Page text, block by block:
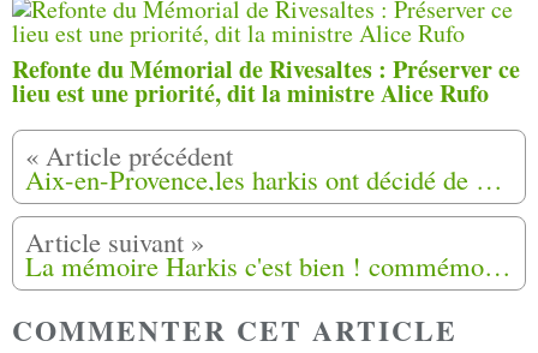
Refonte du Mémorial de Rivesaltes : Préserver ce
lieu est une priorité, dit la ministre Alice Rufo
Aix-en-Provence,les harkis ont décidé de se remettre en mouvement (1)
La mémoire Harkis c'est bien ! commémorer le 12 mai c'est mieux !
COMMENTER CET ARTICLE